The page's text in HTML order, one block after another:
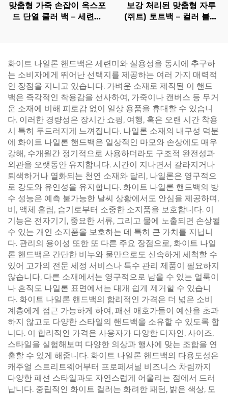
맞춤형 가죽 손잡이 옥스포
드 단열 쿨러 백 – 세련된
보강 처리된 맞춤형 자루
(쥐트) 토트백 – 컬러 블록
화이트 나일론 핸드백은 세련미와 실용성을 동시에 추구하
는 소비자에게 뛰어난 선택지를 제공하는 여러 가지 매력적
인 장점을 지니고 있습니다. 가벼운 소재로 제작된 이 핸드
백은 즉각적인 착용감을 선사하여, 가죽이나 캔버스 등 무거
운 소재에 비해 피로감 없이 일상 용품을 휴대할 수 있습니
다. 이러한 경량성은 장시간 쇼핑, 여행, 혹은 오랜 시간 착용
시 특히 두드러지게 느껴집니다. 나일론 소재의 내구성 덕분
에 화이트 나일론 핸드백은 일상적인 마모와 손상에도 매우
강해, 수개월간 정기적으로 사용하더라도 구조적 완전성과
외관을 오랫동안 유지합니다. 시간이 지나면서 갈라지거나
퇴색하거나 열화되는 천연 소재와 달리, 나일론은 영구적으
로 강도와 유연성을 유지합니다. 화이트 나일론 핸드백의 방
수 성능은 예측 불가능한 날씨 상황에서도 안심을 제공하며,
비, 액체 흘림, 습기로부터 소중한 소지품을 보호합니다. 이
기능은 전자기기, 중요한 서류, 그리고 물에 노출되면 손상될
수 있는 개인 소지품을 보호하는 데 특히 큰 가치를 지닙니
다. 관리의 용이성 또한 또 다른 주요 장점으로, 화이트 나일
론 핸드백은 간단한 비누와 물만으로도 신속하게 세척할 수
있어 고가의 전문 세정 서비스나 특수 관리 제품이 필요하지
않습니다. 다른 소재에서는 영구적으로 남을 수 있는 얼룩이
나 흔적도 나일론 표면에서는 대개 쉽게 제거할 수 있습니
다. 화이트 나일론 핸드백의 합리적인 가격은 더 넓은 소비
계층에게 접근 가능하게 하여, 패션 애호가들이 예산을 초과
하지 않고도 다양한 스타일의 핸드백을 소유할 수 있도록 합
니다. 이 합리적인 가격은 사용자가 다양한 디자인, 사이즈,
스타일을 실험해보며 다양한 의상과 행사에 맞는 조합을 연
출할 수 있게 해줍니다. 화이트 나일론 핸드백의 다용도성은
캐주얼 스트리트웨어부터 프로페셔널 비즈니스 차림까지
다양한 패션 스타일과도 자연스럽게 어울리는 점에서 드러
납니다. 중립적인 화이트 컬러는 화려한 패턴, 밝은 색상, 모